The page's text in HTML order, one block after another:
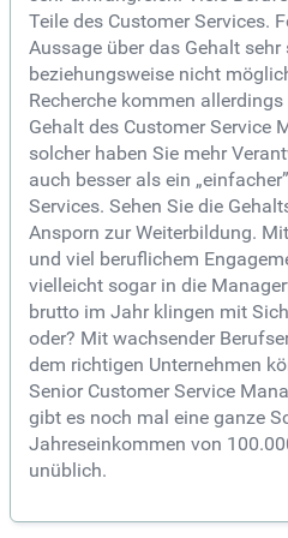
Teile des Customer Services.
Aussage über das Gehalt sehr
beziehungsweise nicht
Recherche kommen
Gehalt des Customer Service
solcher haben Sie mehr
auch besser als ein
Services. Sehen Sie die
Ansporn zur Weiterbildung.
und viel beruflichem
vielleicht sogar in die
brutto im Jahr klingen mit
oder? Mit wachsender
dem richtigen Unternehmen
Senior Customer Service
gibt es noch mal eine ganze
Jahreseinkommen von
unüblich.